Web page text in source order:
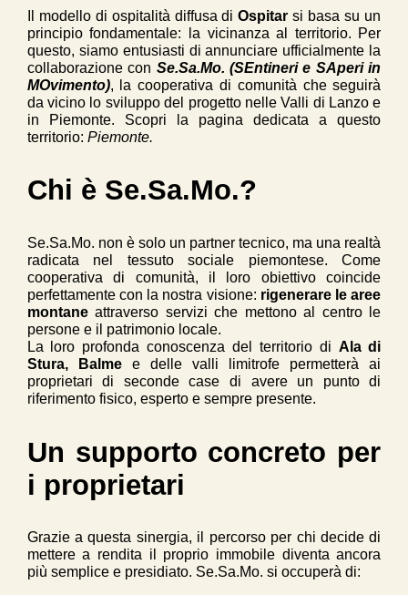
Il modello di ospitalità diffusa diOspitar si basa su un
principio fondamentale: la vicinanza al territorio. Per
questo, siamo entusiasti di annunciare ufficialmente la
collaborazione con Se.Sa.Mo. (SEntineri e SAperi in
MOvimento), la cooperativa di comunità che seguirà
da vicino lo sviluppo del progetto nelle Valli di Lanzo e
in Piemonte. Scopri la pagina dedicata a questo
territorio: Piemonte.
Chi è Se.Sa.Mo.?
Se.Sa.Mo. non è solo un partner tecnico, ma una realtà
radicata nel tessuto sociale piemontese. Come
cooperativa di comunità, il loro obiettivo coincide
perfettamente con la nostra visione: rigenerare le aree
montaneattraverso servizi che mettono al centro le
persone e il patrimonio locale.
La loro profonda conoscenza del territorio di Ala di
Stura, Balmee delle valli limitrofe permetterà ai
proprietari di seconde case di avere un punto di
riferimento fisico, esperto e sempre presente.
Un supporto concreto per
i proprietari
Grazie a questa sinergia, il percorso per chi decide di
mettere a rendita il proprio immobile diventa ancora
più semplice e presidiato. Se.Sa.Mo. si occuperà di: